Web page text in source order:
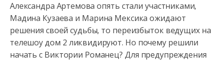
Александра Артемова опять стали участниками,
Мадина Кузаева и Марина Мексика ожидают
решения своей судьбы, то переизбыток ведущих на
телешоу дом 2 ликвидируют. Но почему решили
начать с Виктории Романец? Для предупреждения